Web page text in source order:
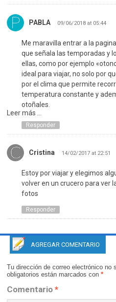
PABLA 09/06/2018 at 05:44
Me maravilla entrar a la
que señala las temporadas y
ellas, como por ejemplo
ideal para viajar, no solo por
por el clima que permite
temperatura constante y
otoñales.
Leer más ...
Responder
Cristina 14/02/2017 at 22:51
Estoy por viajar y elegimos
volver en un crucero para ver
fotos
Responder
AGREGAR COMENTARIO
Tu dirección de correo electrónico no
obligatorios están marcados con *
Comentario *